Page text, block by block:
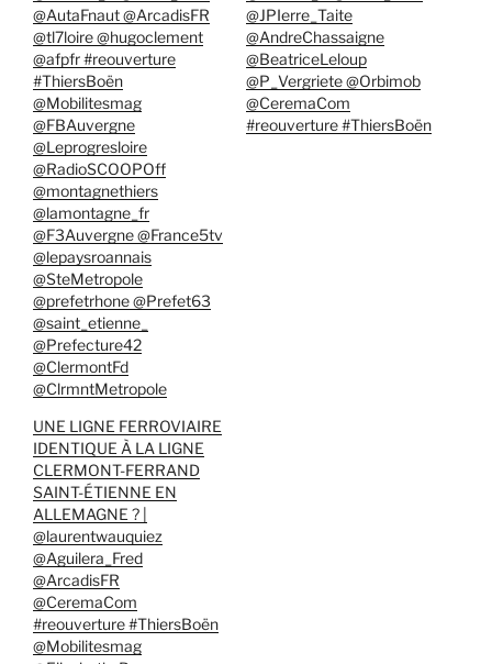
@AutaFnaut @ArcadisFR
@tl7loire @hugoclement
@afpfr #reouverture
#ThiersBoën
@Mobilitesmag
@FBAuvergne
@Leprogresloire
@RadioSCOOPOff
@montagnethiers
@lamontagne_fr
@F3Auvergne @France5tv
@lepaysroannais
@SteMetropole
@prefetrhone @Prefet63
@saint_etienne_
@Prefecture42
@ClermontFd
@ClrmntMetropole
@JPIerre_Taite
@AndreChassaigne
@BeatriceLeloup
@P_Vergriete @Orbimob
@CeremaCom
#reouverture #ThiersBoën
UNE LIGNE FERROVIAIRE
IDENTIQUE À LA LIGNE
CLERMONT-FERRAND
SAINT-ÉTIENNE EN
ALLEMAGNE ? |
@laurentwauquiez
@Aguilera_Fred
@ArcadisFR
@CeremaCom
#reouverture #ThiersBoën
@Mobilitesmag